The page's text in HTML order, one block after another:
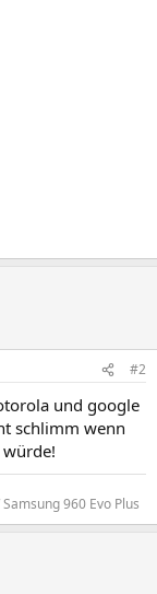
#2
und google
schlimm wenn
960 Evo Plus